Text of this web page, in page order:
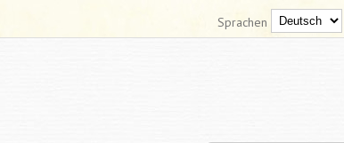
Sprachen